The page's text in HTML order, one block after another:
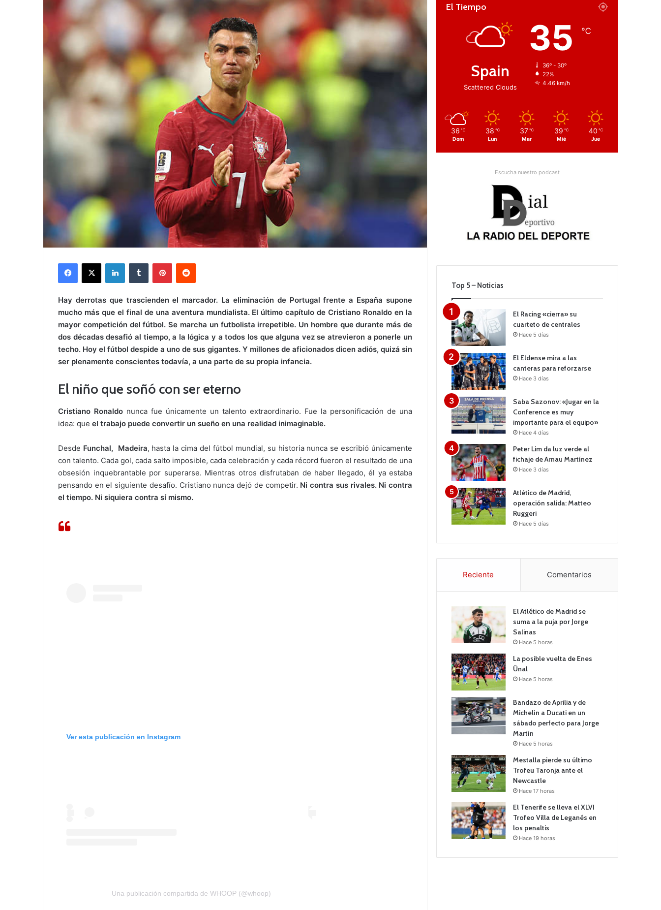
Hay derrotas que trascienden el marcador. La eliminación de Portugal frente a España supone
mucho más que el final de una aventura mundialista. El último capítulo de Cristiano Ronaldo en la
mayor competición del fútbol. Se marcha un futbolista irrepetible. Un hombre que durante más de
dos décadas desafió al tiempo, a la lógica y a todos los que alguna vez se atrevieron a ponerle un
techo. Hoy el fútbol despide a uno de sus gigantes. Y millones de aficionados dicen adiós, quizá sin
ser plenamente conscientes todavía, a una parte de su propia infancia.
El niño que soñó con ser eterno
Cristiano Ronaldo nunca fue únicamente un talento extraordinario. Fue la personificación de una
idea: que el trabajo puede convertir un sueño en una realidad inimaginable.
Desde Funchal, Madeira, hasta la cima del fútbol mundial, su historia nunca se escribió únicamente
con talento. Cada gol, cada salto imposible, cada celebración y cada récord fueron el resultado de una
obsesión inquebrantable por superarse. Mientras otros disfrutaban de haber llegado, él ya estaba
pensando en el siguiente desafío. Cristiano nunca dejó de competir. Ni contra sus rivales. Ni contra
el tiempo. Ni siquiera contra sí mismo.
Ver esta publicación en Instagram
Una publicación compartida de WHOOP (@whoop)
El Tiempo
Spain
Scattered Clouds
35 ℃
36º - 30º
22%
4.46 km/h
36 ℃
Dom
38 ℃
Lun
37 ℃
Mar
39 ℃
Mié
40 ℃
Jue
Escucha nuestro podcast
Top 5 – Noticias
El Racing «cierra» su
cuarteto de centrales
Hace 5 días
El Eldense mira a las
canteras para reforzarse
Hace 3 días
Saba Sazonov: «Jugar en la
Conference es muy
importante para el equipo»
Hace 4 días
Peter Lim da luz verde al
fichaje de Arnau Martínez
Hace 3 días
Atlético de Madrid,
operación salida: Matteo
Ruggeri
Hace 5 días
Reciente Comentarios
El Atlético de Madrid se
suma a la puja por Jorge
Salinas
Hace 5 horas
La posible vuelta de Enes
Ünal
Hace 5 horas
Bandazo de Aprilia y de
Michelín a Ducati en un
sábado perfecto para Jorge
Martín
Hace 5 horas
Mestalla pierde su último
Trofeu Taronja ante el
Newcastle
Hace 17 horas
El Tenerife se lleva el XLVI
Trofeo Villa de Leganés en
los penaltis
Hace 19 horas